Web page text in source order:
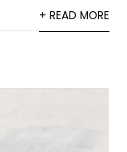
+ READ MORE